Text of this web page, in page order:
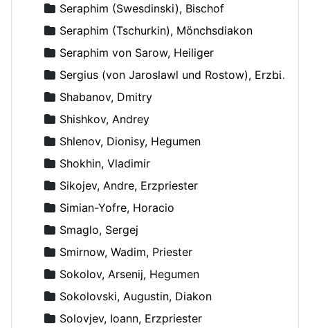
Seraphim (Swesdinski), Bischof
Seraphim (Tschurkin), Mönchsdiakon
Seraphim von Sarow, Heiliger
Sergius (von Jaroslawl und Rostow), Erzbischof
Shabanov, Dmitry
Shishkov, Andrey
Shlenov, Dionisy, Hegumen
Shokhin, Vladimir
Sikojev, Andre, Erzpriester
Simian-Yofre, Horacio
Smaglo, Sergej
Smirnow, Wadim, Priester
Sokolov, Arsenij, Hegumen
Sokolovski, Augustin, Diakon
Solovjev, Ioann, Erzpriester